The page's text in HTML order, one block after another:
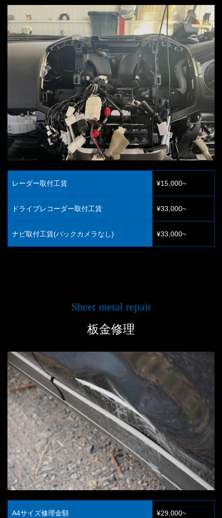
レーダー取付工賃 ¥15,000~
ドライブレコーダー取付工賃 ¥33,000~
ナビ取付工賃(バックカメラなし) ¥33,000~
板金修理
Sheet metal repair
A4サイズ修理金額 ¥29,000~